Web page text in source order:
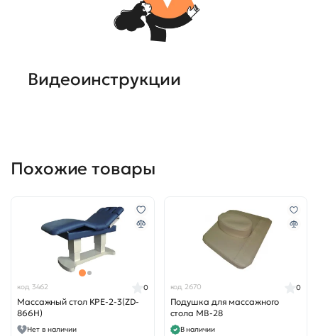
Видеоинструкции
Похожие товары
код 3462
Массажный стол KPE-2-3(ZD-
866H)
0
Нет в наличии
код 2670
Подушка для массажного
стола MB-28
0
В наличии